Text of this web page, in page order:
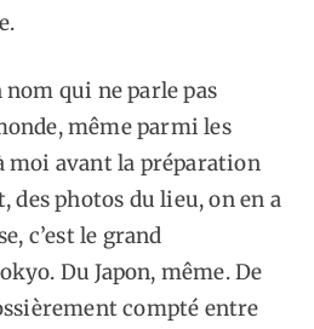
qui ne parle pas
même parmi les
moi avant la préparation
des photos du lieu, on en a
c’est le grand
Du Japon, même. De
compté entre